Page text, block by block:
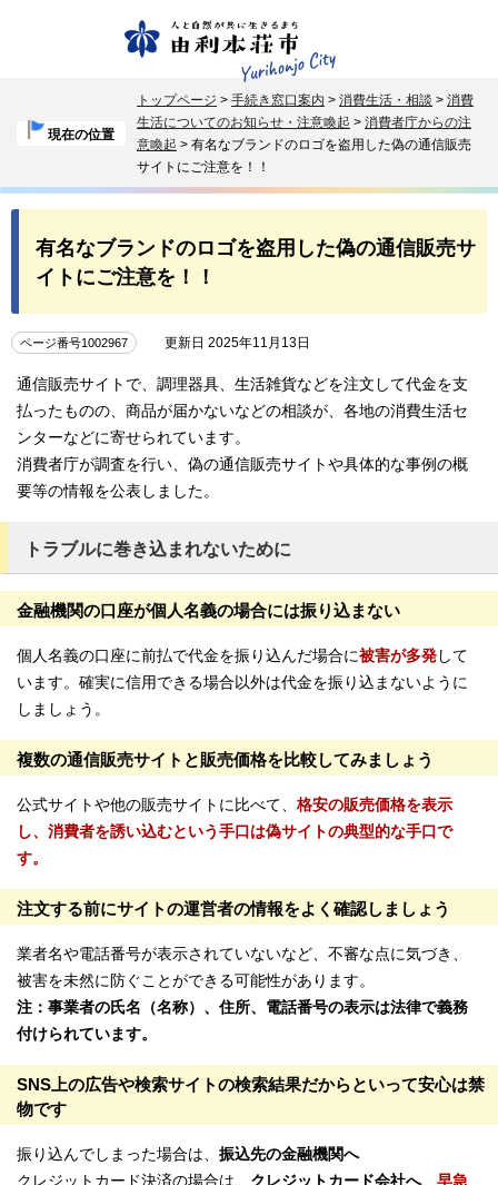
現在の位置
トップページ > 手続き窓口案内 > 消費生活・相談 > 消費
生活についてのお知らせ・注意喚起 > 消費者庁からの注
意喚起 > 有名なブランドのロゴを盗用した偽の通信販売
サイトにご注意を！！
有名なブランドのロゴを盗用した偽の通信販売サ
イトにご注意を！！
ページ番号1002967 更新日 2025年11月13日
通信販売サイトで、調理器具、生活雑貨などを注文して代金を支
払ったものの、商品が届かないなどの相談が、各地の消費生活セ
ンターなどに寄せられています。
消費者庁が調査を行い、偽の通信販売サイトや具体的な事例の概
要等の情報を公表しました。
トラブルに巻き込まれないために
金融機関の口座が個人名義の場合には振り込まない
個人名義の口座に前払で代金を振り込んだ場合に被害が多発 して
います。確実に信用できる場合以外は代金を振り込まないように
しましょう。
複数の通信販売サイトと販売価格を比較してみましょう
公式サイトや他の販売サイトに比べて、 格安の販売価格を表示
し、消費者を誘い込むという手口は偽サイトの典型的な手口で
す。
注文する前にサイトの運営者の情報をよく確認しましょう
業者名や電話番号が表示されていないなど、不審な点に気づき、
被害を未然に防ぐことができる可能性があります。
注：事業者の氏名（名称）、住所、電話番号の表示は法律で義務
付けられています。
SNS上の広告や検索サイトの検索結果だからといって安心は禁
物です
振り込んでしまった場合は、 振込先の金融機関へ
クレジットカード決済の場合は、 クレジットカード会社へ
早急